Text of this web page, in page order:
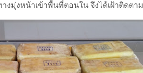
มุ่งหน้าเข้าพื้นที่ตอนใน จึงได้เฝ้าติดตาม